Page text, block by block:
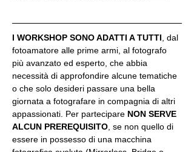
I WORKSHOP SONO ADATTI A TUTTI , dal
fotoamatore alle prime armi, al fotografo
più avanzato ed esperto, che abbia
necessità di approfondire alcune tematiche
o che solo desideri passare una bella
giornata a fotografare in compagnia di altri
appassionati. Per partecipare NON SERVE
ALCUN PREREQUISITO , se non quello di
essere in possesso di una macchina